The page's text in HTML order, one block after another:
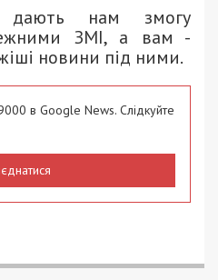
дають нам змогу
ЗМІ, а вам -
новини під ними.
в Google News. Слідкуйте